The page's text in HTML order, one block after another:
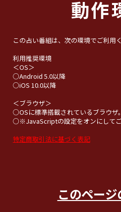
動作
この占い番組は、次の環境でご利用
利用推奨環境
＜OS＞
○Android 5.0以降
○iOS 10.0以降
＜ブラウザ＞
○OSに標準搭載されているブラウザ。
○※JavaScriptの設定をオンにしてご
特定商取引法に基づく表記
このペー